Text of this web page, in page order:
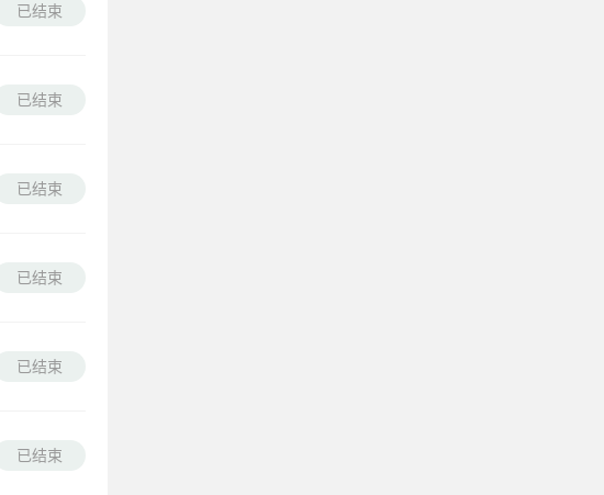
已结束
已结束
已结束
已结束
已结束
已结束